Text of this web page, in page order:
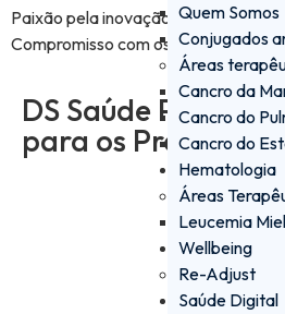
Quem Somos
Conjugados
Áreas
Cancro da
Cancro do
Cancro do
Hematologia
Áreas
Leucemia
Wellbeing
Re-Adjust
Saúde Digital
Paixão pela inovação​
Compromisso com os doentes​
DS Saúde PRO - a
para os
Iniciar sessão
Criar conta